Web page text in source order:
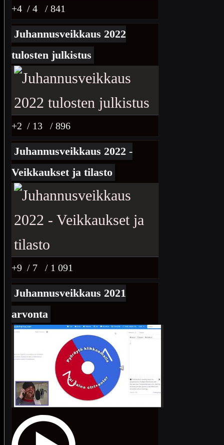
+4 / 4 / 841
Juhannusveikkaus 2022
tulosten julkistus
+2 / 13 / 896
Juhannusveikkaus 2022 -
Veikkaukset ja tilasto
+9 / 7 / 1 091
Juhannusveikkaus 2021
arvonta